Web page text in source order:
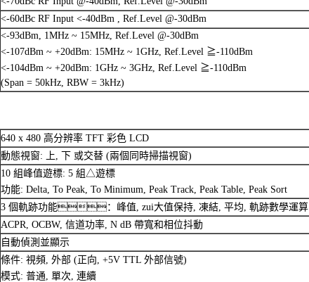
<-60dBc RF Input <-40dBm , Ref.Level @-30dBm
<-93dBm, 1MHz ~ 15MHz, Ref.Level @-30dBm
<-107dBm ~ +20dBm: 15MHz ~ 1GHz, Ref.Level ≧-110dBm
<-104dBm ~ +20dBm: 1GHz ~ 3GHz, Ref.Level ≧-110dBm
(Span = 50kHz, RBW = 3kHz)
640 x 480 高分辨率 TFT 彩色 LCD
動態視窗: 上, 下 或交替 (兩個同時掃描視窗)
10 組峰值遊標: 5 組△遊標
功能: Delta, To Peak, To Minimum, Peak Track, Peak Table, Peak Sort
3 個軌跡功能：峰值, zui大值保持, 凍結, 平均, 軌跡數學運算
ACPR, OCBW, 信道功率, N dB 帶寬和相位抖動
自動偵測並顯示
條件: 視頻, 外部 (正向, +5V TTL 外部信號)
模式: 普通, 單次, 連續